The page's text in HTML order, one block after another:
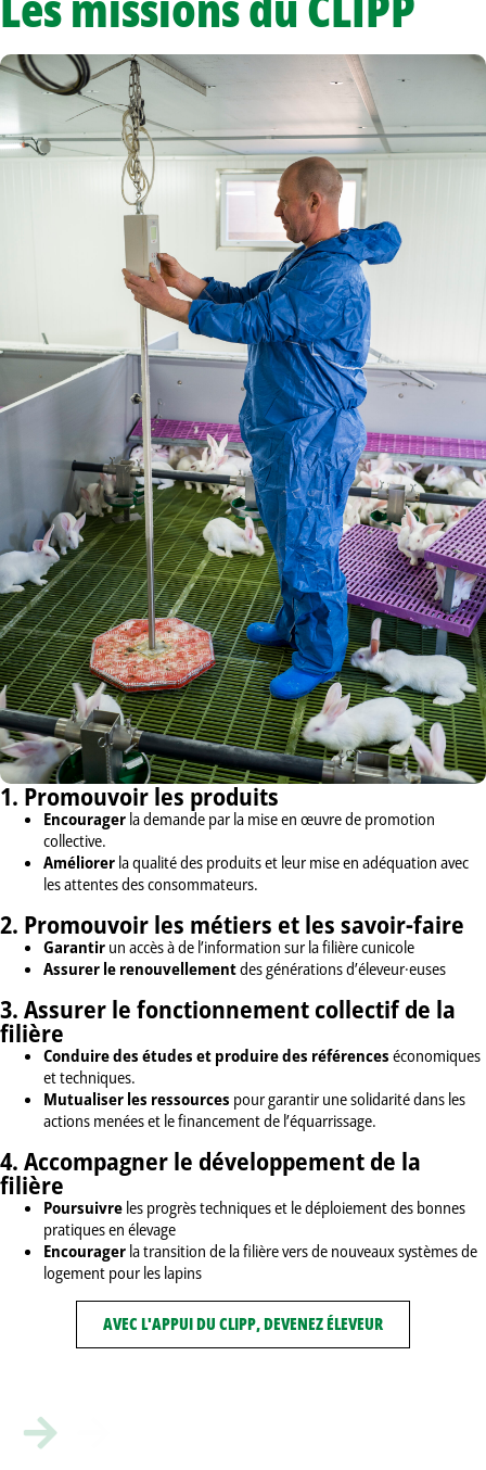
1. Promouvoir les produits
Encourager la demande par la mise en œuvre de promotion
collective.
Améliorer la qualité des produits et leur mise en adéquation avec
les attentes des consommateurs.
2. Promouvoir les métiers et les savoir-faire
Garantir un accès à de l’information sur la filière cunicole
Assurer le renouvellementdes générations d’éleveur·euses
3. Assurer le fonctionnement collectif de la
filière
Conduire des études et produire des références économiques
et techniques.
Mutualiser les ressources pour garantir une solidarité dans les
actions menées et le financement de l’équarrissage.
4. Accompagner le développement de la
filière
Poursuivre les progrès techniques et le déploiement des bonnes
pratiques en élevage
Encourager la transition de la filière vers de nouveaux systèmes de
logement pour les lapins
AVEC L'APPUI DU CLIPP, DEVENEZ ÉLEVEUR